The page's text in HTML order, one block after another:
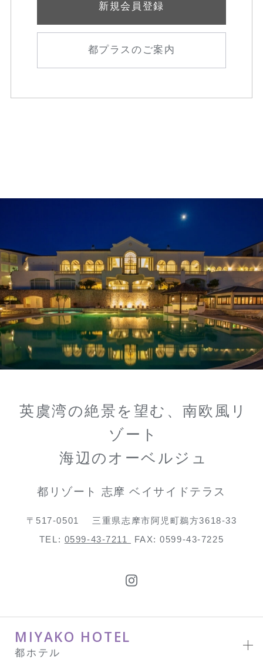
新規会員登録
都プラスのご案内
英虞湾の絶景を望む、南欧風リ
ゾート
海辺のオーベルジュ
都リゾート 志摩 ベイサイドテラス
〒517-0501
三重県志摩市阿児町鵜方3618-33
TEL: 0599-43-7211 FAX: 0599-43-7225
MIYAKO HOTEL
都ホテル